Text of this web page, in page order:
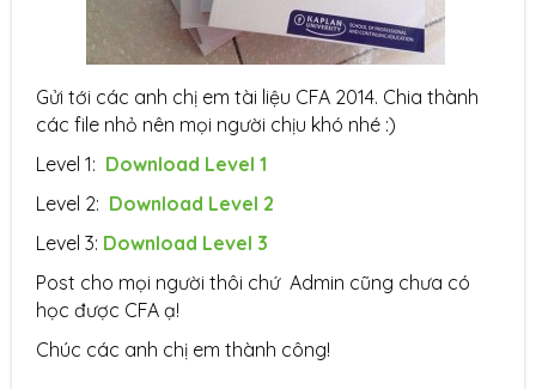
Gửi tới các anh chị em tài liệu CFA 2014. Chia thành
các file nhỏ nên mọi người chịu khó nhé :)
Level 1: Download Level 1
Level 2: Download Level 2
Level 3: Download Level 3
Post cho mọi người thôi chứ Admin cũng chưa có
học được CFA ạ!
Chúc các anh chị em thành công!